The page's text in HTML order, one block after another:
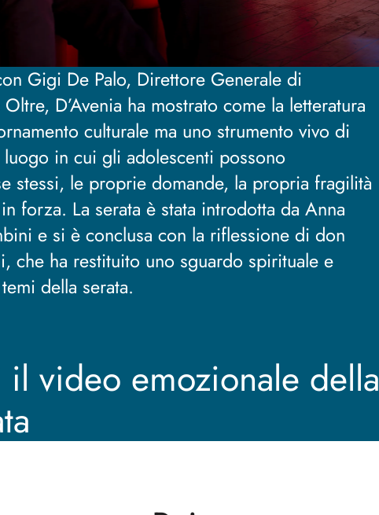
Gigi De Palo, Direttore Generale di
D’Avenia ha mostrato come la letteratura
culturale ma uno strumento vivo di
in cui gli adolescenti possono
stessi, le proprie domande, la propria fragilità
forza. La serata è stata introdotta da Anna
e si è conclusa con la riflessione di don
che ha restituito uno sguardo spirituale e
della serata.
il video emozionale della